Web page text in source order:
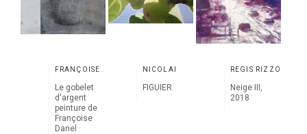
Le gobelet
d'argent
peinture de
Françoise
Danel
NICOLAÏ
FIGUIER
RÉGIS RIZZO
Neige III,
2018